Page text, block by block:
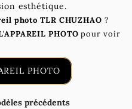
esthétique.
photo TLR CHUZHAO ?
PHOTO pour voir
PHOTO
précédents